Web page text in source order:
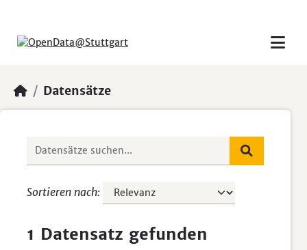
Datensätze
Sortieren nach
1 Datensatz gefunden